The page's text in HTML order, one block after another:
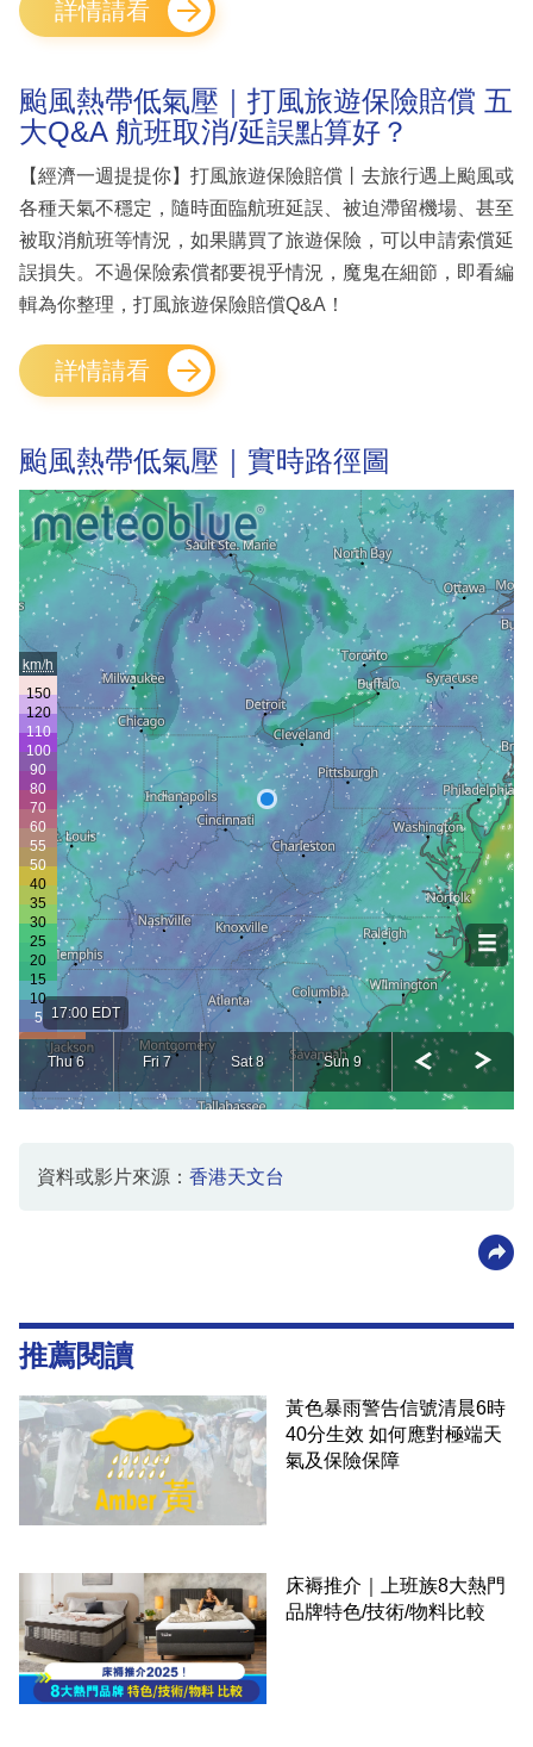
詳情請看
颱風熱帶低氣壓｜打風旅遊保險賠償 五
大Q&A 航班取消/延誤點算好？
【經濟一週提提你】打風旅遊保險賠償丨去旅行遇上颱風或
各種天氣不穩定，隨時面臨航班延誤、被迫滯留機場、甚至
被取消航班等情況，如果購買了旅遊保險，可以申請索償延
誤損失。不過保險索償都要視乎情況，魔鬼在細節，即看編
輯為你整理，打風旅遊保險賠償Q&A！
詳情請看
颱風熱帶低氣壓｜實時路徑圖
資料或影片來源： 香港天文台
推薦閱讀
黃色暴雨警告信號清晨6時
40分生效 如何應對極端天
氣及保險保障
床褥推介｜上班族8大熱門
品牌特色/技術/物料比較